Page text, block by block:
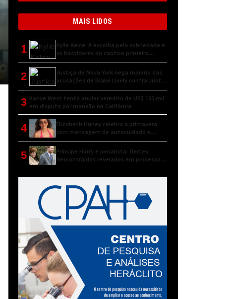
MAIS LIDOS
1
Kylie Kelce: A escolha pela sobriedade e
os bastidores do caótico primeiro
encontro
2
Justiça de Nova York nega maioria das
acusações de Blake Lively contra Justin
Baldoni
3 Kanye West tenta anular veredito de US$ 100 mil
em disputa por mansão na Califórnia
4
Elizabeth Hurley celebra a primavera
com mensagem de autocuidado e
conexão natural
5
Príncipe Harry e jornalista: flertes
descontraídos revelados em processo